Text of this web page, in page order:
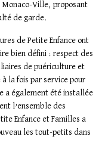
Monaco-Ville, proposant
de garde.
de Petite Enfance ont
bien défini : respect des
de puériculture et
la fois par service pour
a également été installée
l’ensemble des
Enfance et Familles a
les tout-petits dans